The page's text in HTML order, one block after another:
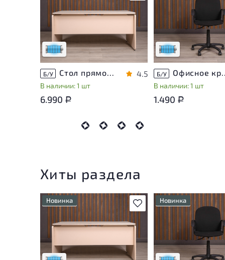
приближено к новому, могут
присутствовать
незначительные следы
эксплуатации
Низкая степень износа
Б/У Стол прямоугольный Accord ДСП Дуб Россия
В наличии: 1 шт
4.5
6.990 Р
Состояние товара
приближено к
присутствовать
незначительные
эксплуатации
Низкая степень
Б/У Офисное
В наличии: 1 шт
1.490 Р
Хиты раздела
В избранное
Новинка
приближено к новому, могут
присутствовать
незначительные следы
эксплуатации
Новинка
Состояние товара
приближено к
присутствовать
незначительные
эксплуатации